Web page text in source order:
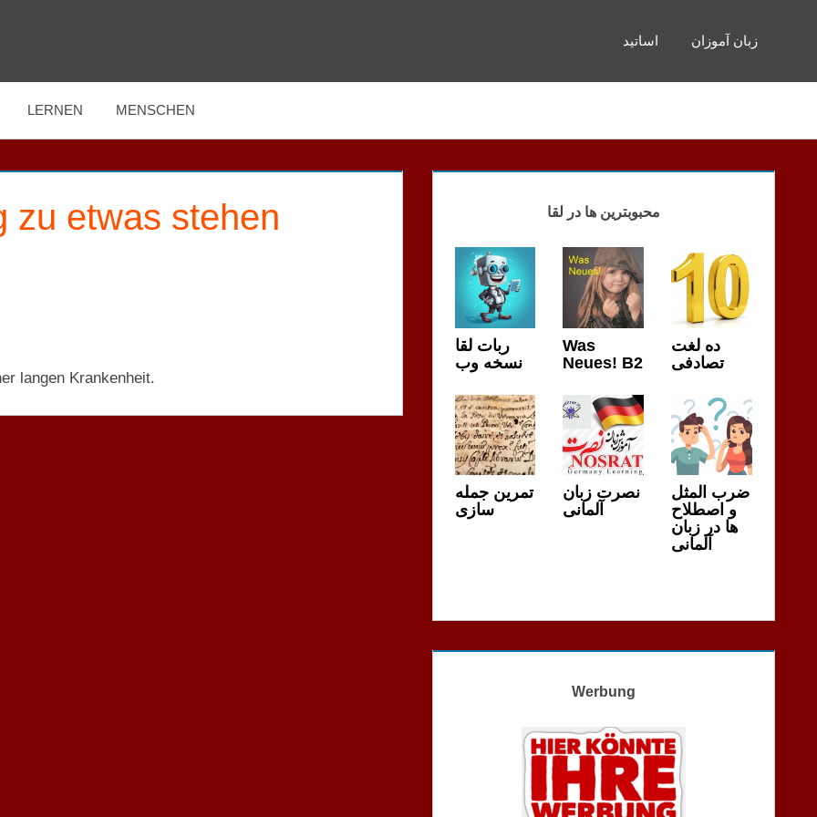
اساتید زبان آموزان
LERNEN MENSCHEN
zu etwas stehen
langen Krankenheit.
محبوبترین ها در لقا
ربات لقا
نسخه وب
Was
Neues! B2
ده لغت
تصادفی
تمرین جمله
سازی
نصرت زبان
آلمانی
ضرب المثل
و اصطلاح
ها در زبان
آلمانی
Werbung